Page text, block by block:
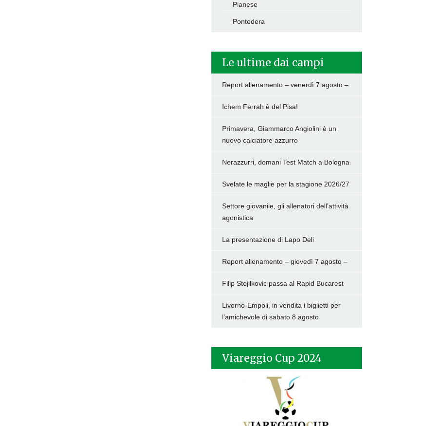
Pianese
Pontedera
Le ultime dai campi
Report allenamento – venerdì 7 agosto –
Ichem Ferrah è del Pisa!
Primavera, Giammarco Angiolini è un
nuovo calciatore azzurro
Nerazzurri, domani Test Match a Bologna
Svelate le maglie per la stagione 2026/27
Settore giovanile, gli allenatori dell’attività
agonistica
La presentazione di Lapo Deli
Report allenamento – giovedì 7 agosto –
Filip Stojilkovic passa al Rapid Bucarest
Livorno-Empoli, in vendita i biglietti per
l’amichevole di sabato 8 agosto
Viareggio Cup 2024